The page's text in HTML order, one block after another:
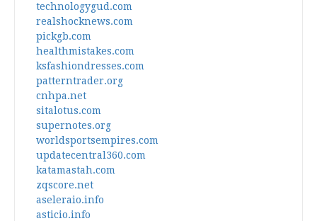
technologygud.com
realshocknews.com
pickgb.com
healthmistakes.com
ksfashiondresses.com
patterntrader.org
cnhpa.net
sitalotus.com
supernotes.org
worldsportsempires.com
updatecentral360.com
katamastah.com
zqscore.net
aseleraio.info
asticio.info